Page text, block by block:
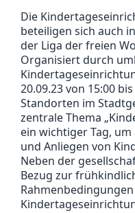
Die
beteiligen sich auch
der Liga der freien
Organisiert durch
20.09.23 von 15:00
Standorten im
zentrale Thema
ein wichtiger Tag,
und Anliegen von
Neben der
Bezug zur